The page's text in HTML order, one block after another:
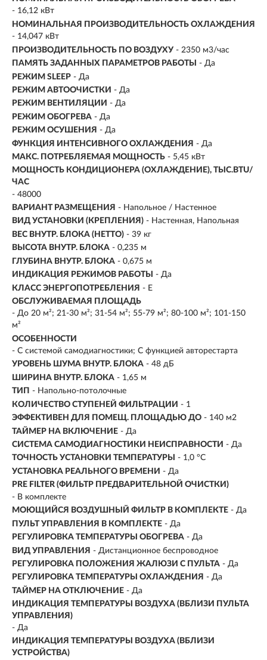
- 16,12 кВт
НОМИНАЛЬНАЯ ПРОИЗВОДИТЕЛЬНОСТЬ ОХЛАЖДЕНИЯ
- 14,047 кВт
ПРОИЗВОДИТЕЛЬНОСТЬ ПО ВОЗДУХУ - 2350 м3/час
ПАМЯТЬ ЗАДАННЫХ ПАРАМЕТРОВ РАБОТЫ
- Да
РЕЖИМ SLEEP - Да
РЕЖИМ АВТООЧИСТКИ - Да
РЕЖИМ ВЕНТИЛЯЦИИ - Да
РЕЖИМ ОБОГРЕВА - Да
РЕЖИМ ОСУШЕНИЯ - Да
ФУНКЦИЯ ИНТЕНСИВНОГО ОХЛАЖДЕНИЯ - Да
МАКС. ПОТРЕБЛЯЕМАЯ МОЩНОСТЬ - 5,45 кВт
МОЩНОСТЬ КОНДИЦИОНЕРА (ОХЛАЖДЕНИЕ), ТЫС.BTU/
ЧАС
- 48000
ВАРИАНТ РАЗМЕЩЕНИЯ - Напольное / Настенное
ВИД УСТАНОВКИ (КРЕПЛЕНИЯ) - Настенная, Напольная
ВЕС ВНУТР. БЛОКА (НЕТТО) - 39 кг
ВЫСОТА ВНУТР. БЛОКА - 0,235 м
ГЛУБИНА ВНУТР. БЛОКА - 0,675 м
ИНДИКАЦИЯ РЕЖИМОВ РАБОТЫ
- Да
КЛАСС ЭНЕРГОПОТРЕБЛЕНИЯ - Е
ОБСЛУЖИВАЕМАЯ ПЛОЩАДЬ
- До 20 м²; 21-30 м²; 31-54 м²; 55-79 м²; 80-100 м²; 101-150
м²
ОСОБЕННОСТИ
- С системой самодиагностики; С функцией авторестарта
УРОВЕНЬ ШУМА ВНУТР. БЛОКА - 48 дБ
ШИРИНА ВНУТР. БЛОКА - 1,65 м
ТИП - Напольно-потолочные
КОЛИЧЕСТВО СТУПЕНЕЙ ФИЛЬТРАЦИИ - 1
ЭФФЕКТИВЕН ДЛЯ ПОМЕЩ. ПЛОЩАДЬЮ ДО - 140 м2
ТАЙМЕР НА ВКЛЮЧЕНИЕ - Да
СИСТЕМА САМОДИАГНОСТИКИ НЕИСПРАВНОСТИ - Да
ТОЧНОСТЬ УСТАНОВКИ ТЕМПЕРАТУРЫ
- 1,0 °С
УСТАНОВКА РЕАЛЬНОГО ВРЕМЕНИ - Да
PRE FILTER (ФИЛЬТР ПРЕДВАРИТЕЛЬНОЙ ОЧИСТКИ)
- В комплекте
МОЮЩИЙСЯ ВОЗДУШНЫЙ ФИЛЬТР В КОМПЛЕКТЕ - Да
ПУЛЬТ УПРАВЛЕНИЯ В КОМПЛЕКТЕ - Да
РЕГУЛИРОВКА ТЕМПЕРАТУРЫ ОБОГРЕВА - Да
ВИД УПРАВЛЕНИЯ - Дистанционное беспроводное
РЕГУЛИРОВКА ПОЛОЖЕНИЯ ЖАЛЮЗИ С ПУЛЬТА - Да
РЕГУЛИРОВКА ТЕМПЕРАТУРЫ ОХЛАЖДЕНИЯ - Да
ТАЙМЕР НА ОТКЛЮЧЕНИЕ - Да
ИНДИКАЦИЯ ТЕМПЕРАТУРЫ ВОЗДУХА (ВБЛИЗИ ПУЛЬТА
УПРАВЛЕНИЯ)
- Да
ИНДИКАЦИЯ ТЕМПЕРАТУРЫ ВОЗДУХА (ВБЛИЗИ
УСТРОЙСТВА)